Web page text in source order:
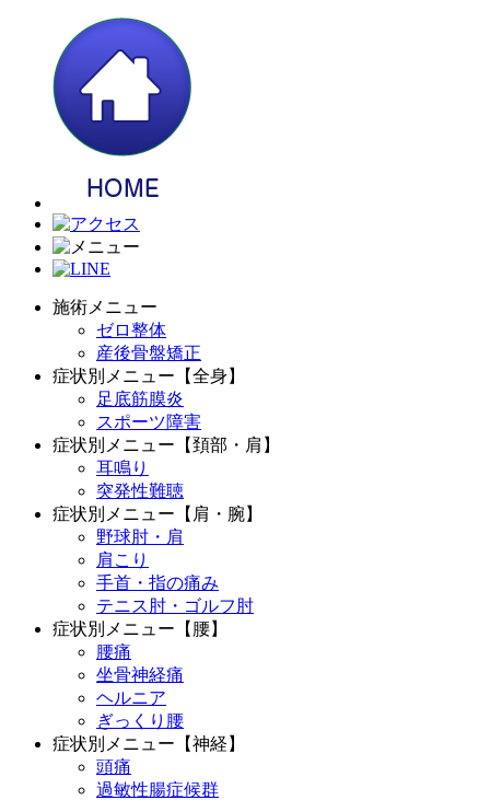
施術メニュー
ゼロ整体
産後骨盤矯正
症状別メニュー【全身】
足底筋膜炎
スポーツ障害
症状別メニュー【頚部・肩】
耳鳴り
突発性難聴
症状別メニュー【肩・腕】
野球肘・肩
肩こり
手首・指の痛み
テニス肘・ゴルフ肘
症状別メニュー【腰】
腰痛
坐骨神経痛
ヘルニア
ぎっくり腰
症状別メニュー【神経】
頭痛
過敏性腸症候群